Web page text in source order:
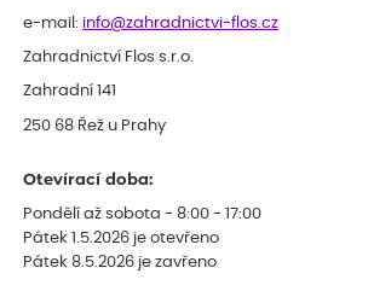
e-mail: info@zahradnictvi-flos.cz
Zahradnictví Flos s.r.o.
Zahradní 141
250 68 Řež u Prahy
Otevírací doba:
Pondělí až sobota - 8:00 - 17:00
Pátek 1.5.2026 je otevřeno
Pátek 8.5.2026 je zavřeno